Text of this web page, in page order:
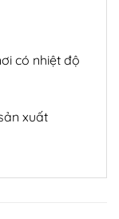
có nhiệt độ
xuất